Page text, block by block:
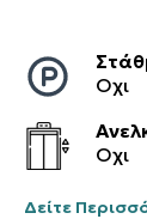
Οχι
Οχι
Δείτε